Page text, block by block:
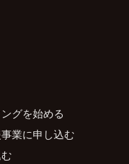
グを始める
業に申し込む